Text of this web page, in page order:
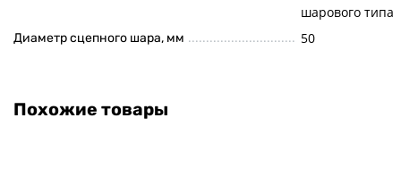
шарового типа
Диаметр сцепного шара, мм 50
Похожие товары